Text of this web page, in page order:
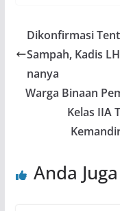
Dikonfirmasi
Sampah, Kadis
nanya
Warga Binaan
Kelas IIA
Anda